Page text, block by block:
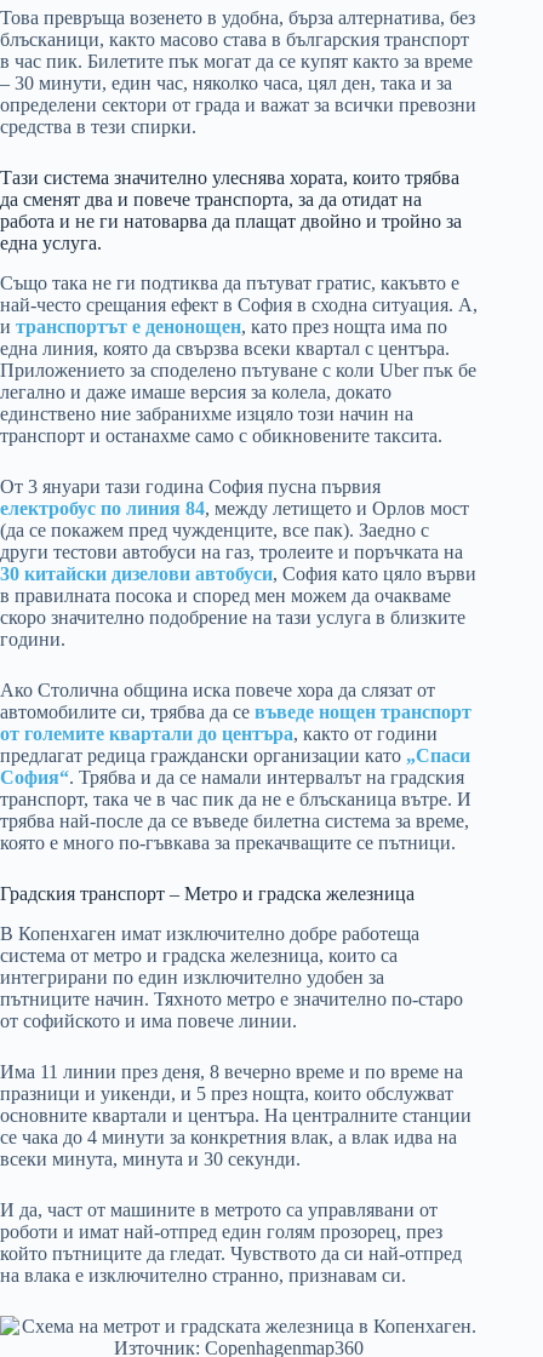
Това превръща возенето в удобна, бърза алтернатива, без
блъсканици, както масово става в българския транспорт
в час пик. Билетите пък могат да се купят както за време
– 30 минути, един час, няколко часа, цял ден, така и за
определени сектори от града и важат за всички превозни
средства в тези спирки.
Тази система значително улеснява хората, които трябва
да сменят два и повече транспорта, за да отидат на
работа и не ги натоварва да плащат двойно и тройно за
една услуга.
Също така не ги подтиква да пътуват гратис, какъвто е
най-често срещания ефект в София в сходна ситуация. А,
и транспортът е денонощен, като през нощта има по
една линия, която да свързва всеки квартал с центъра.
Приложението за споделено пътуване с коли Uber пък бе
легално и даже имаше версия за колела, докато
единствено ние забранихме изцяло този начин на
транспорт и останахме само с обикновените таксита.
От 3 януари тази година София пусна първия
електробус по линия 84, между летището и Орлов мост
(да се покажем пред чужденците, все пак). Заедно с
други тестови автобуси на газ, тролеите и поръчката на
30 китайски дизелови автобуси, София като цяло върви
в правилната посока и според мен можем да очакваме
скоро значително подобрение на тази услуга в близките
години.
Ако Столична община иска повече хора да слязат от
автомобилите си, трябва да се въведе нощен транспорт
от големите квартали до центъра, както от години
предлагат редица граждански организации като „Спаси
София“. Трябва и да се намали интервалът на градския
транспорт, така че в час пик да не е блъсканица вътре. И
трябва най-после да се въведе билетна система за време,
която е много по-гъвкава за прекачващите се пътници.
Градския транспорт – Метро и градска железница
В Копенхаген имат изключително добре работеща
система от метро и градска железница, които са
интегрирани по един изключително удобен за
пътниците начин. Тяхното метро е значително по-старо
от софийското и има повече линии.
Има 11 линии през деня, 8 вечерно време и по време на
празници и уикенди, и 5 през нощта, които обслужват
основните квартали и центъра. На централните станции
се чака до 4 минути за конкретния влак, а влак идва на
всеки минута, минута и 30 секунди.
И да, част от машините в метрото са управлявани от
роботи и имат най-отпред един голям прозорец, през
който пътниците да гледат. Чувството да си най-отпред
на влака е изключително странно, признавам си.